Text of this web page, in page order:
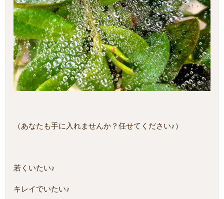
（あなたも手に入れませんか？任せてください♪）
若くいたい♪
キレイでいたい♪